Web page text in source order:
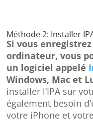
Méthode 2: Installer
Si vous
ordinateur, vous
un logiciel appelé
Windows, Mac et
installer l’IPA sur
également besoin
votre iPhone et